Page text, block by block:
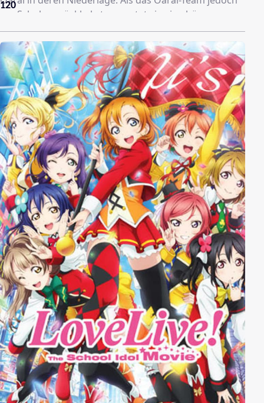
zur Schule zurückkehrt, erwartet sie eine böse
Überraschung: Trotz ihres Sieges im 63. Senshadō-
Schulturnier hat das japanische Bildungsministerium
an seiner Entscheidung festgehalten, die Schule zu
schließen. Die Mädchen werden somit gezwungen,
ihre Sachen zu packen und am nächsten Morgen ihr
Schulschiff im Hafen von Ōarai zu verlassen.
120